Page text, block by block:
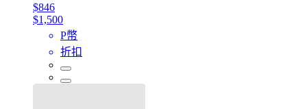
$846
$1,500
P幣
折扣